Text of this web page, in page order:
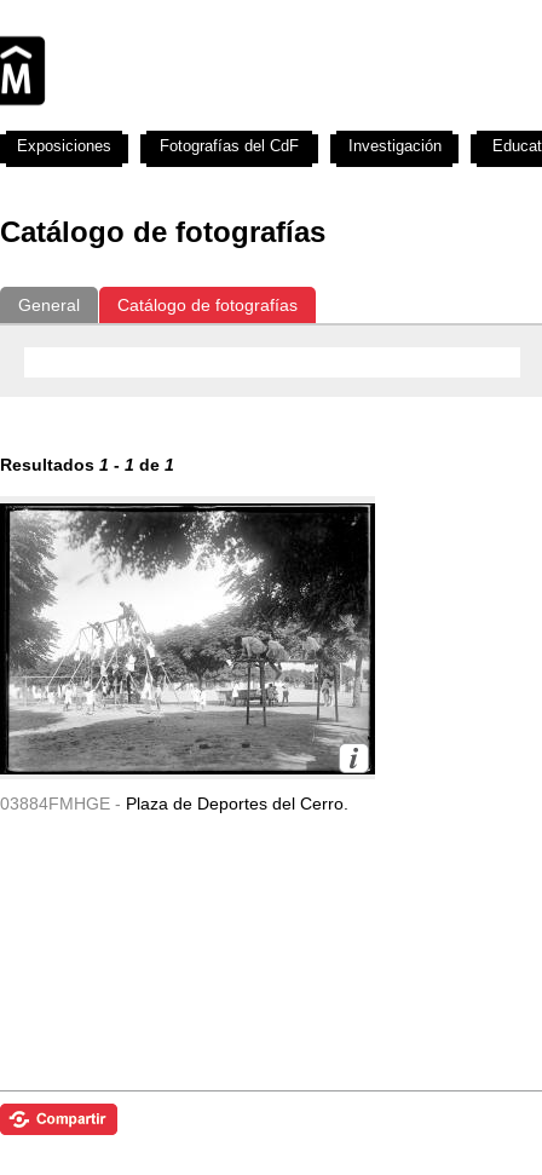
Catálogo de fotografías
General Catálogo de fotografías
Resultados 1 - 1 de 1
03884FMHGE - Plaza de Deportes del Cerro.
Exposiciones Fotografías del CdF Investigación